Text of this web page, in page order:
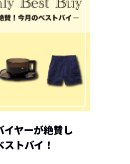
イヤーが絶賛し
トバイ！